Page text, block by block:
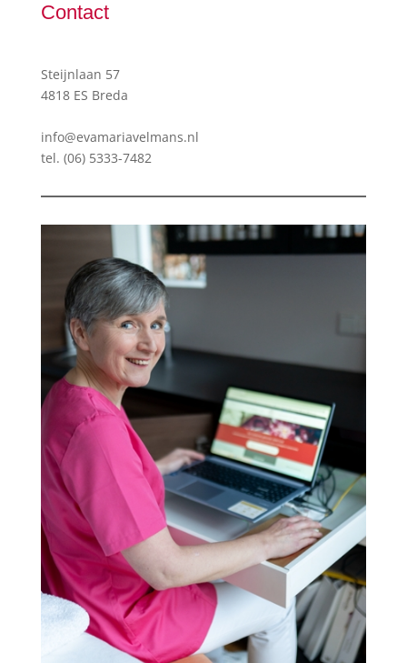
Contact
Steijnlaan 57
4818 ES Breda
info@evamariavelmans.nl
tel. (06) 5333-7482